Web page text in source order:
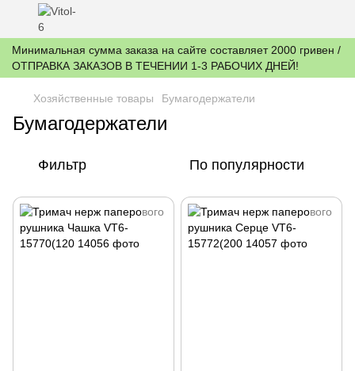
Минимальная сумма заказа на сайте составляет 2000 гривен /
ОТПРАВКА ЗАКАЗОВ В ТЕЧЕНИИ 1-3 РАБОЧИХ ДНЕЙ!
Хозяйственные товары Бумагодержатели
Бумагодержатели
Фильтр По популярности